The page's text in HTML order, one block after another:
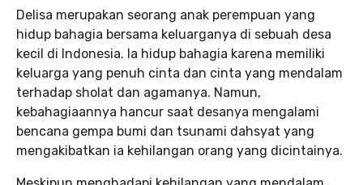
Delisa merupakan seorang anak perempuan yang
hidup bahagia bersama keluarganya di sebuah desa
kecil di Indonesia. Ia hidup bahagia karena memiliki
keluarga yang penuh cinta dan cinta yang mendalam
terhadap sholat dan agamanya. Namun,
kebahagiaannya hancur saat desanya mengalami
bencana gempa bumi dan tsunami dahsyat yang
mengakibatkan ia kehilangan orang yang dicintainya.